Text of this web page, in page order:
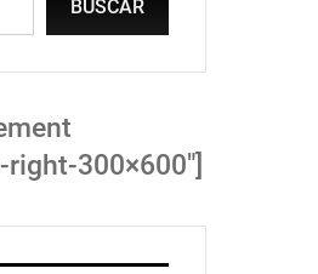
BUSCAR
300×600″]